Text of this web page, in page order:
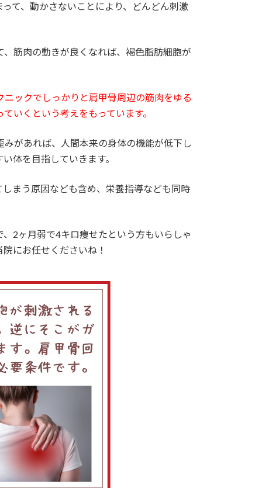
て、動かさないことにより、どんどん刺激
筋肉の動きが良くなれば、褐色脂肪細胞が
ックでしっかりと肩甲骨周辺の筋肉をゆる
いくという考えをもっています。
があれば、人間本来の身体の機能が低下し
体を目指していきます。
まう原因なども含め、栄養指導なども同時
2ヶ月弱で4キロ痩せたという方もいらしゃ
にお任せくださいね！